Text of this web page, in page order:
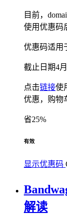
目前，
使用优惠码
优惠码适用
截止日期4
点击链接使
优惠，购物
省25%
有效
显示优惠码
解读